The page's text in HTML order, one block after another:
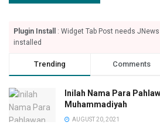
Plugin Install
: Widget Tab Post needs
installed
Trending Comments
Inilah Nama Para
Muhammadiyah
AUGUST 20, 2021